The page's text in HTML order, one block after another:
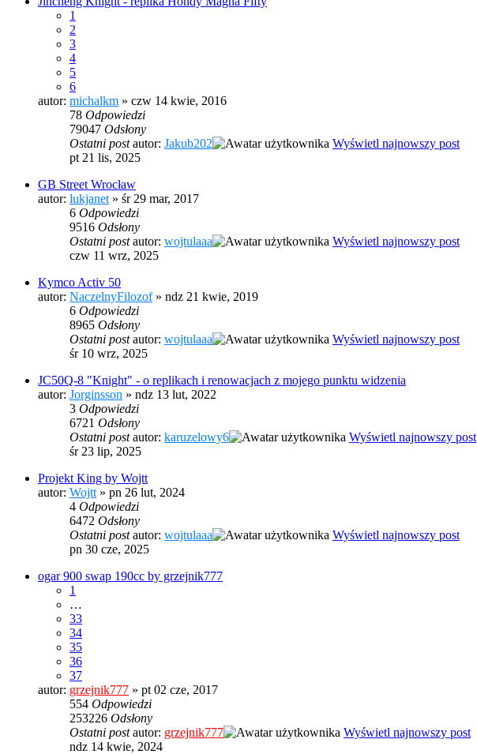
1
2
3
4
5
6
autor: michalkm » czw 14 kwie, 2016
78 Odpowiedzi
79047 Odsłony
Ostatni postautor: Jakub202
Wyświetl najnowszy post
pt 21 lis, 2025
GB Street Wrocław
autor: lukjanet » śr 29 mar, 2017
6 Odpowiedzi
9516 Odsłony
Ostatni postautor: wojtulaaa
Wyświetl najnowszy post
czw 11 wrz, 2025
Kymco Activ 50
autor: NaczelnyFilozof» ndz 21 kwie, 2019
6 Odpowiedzi
8965 Odsłony
Ostatni postautor: wojtulaaa
Wyświetl najnowszy post
śr 10 wrz, 2025
JC50Q-8 "Knight" - o replikach i renowacjach z mojego punktu widzenia
autor: Jorginsson » ndz 13 lut, 2022
3 Odpowiedzi
6721 Odsłony
Ostatni postautor: karuzelowy6
Wyświetl najnowszy post
śr 23 lip, 2025
Projekt King by Wojtt
autor: Wojtt » pn 26 lut, 2024
4 Odpowiedzi
6472 Odsłony
Ostatni postautor: wojtulaaa
Wyświetl najnowszy post
pn 30 cze, 2025
ogar 900 swap 190cc by grzejnik777
1
…
33
34
35
36
37
autor: grzejnik777 » pt 02 cze, 2017
554 Odpowiedzi
253226 Odsłony
Ostatni postautor: grzejnik777
Wyświetl najnowszy post
ndz 14 kwie, 2024